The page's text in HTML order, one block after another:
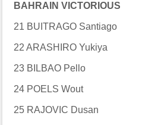
BAHRAIN VICTORIOUS
21 BUITRAGO Santiago
22 ARASHIRO Yukiya
23 BILBAO Pello
24 POELS Wout
25 RAJOVIC Dusan